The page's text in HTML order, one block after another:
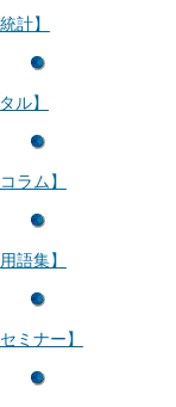
計】
ル】
ラム】
語集】
ミナー】